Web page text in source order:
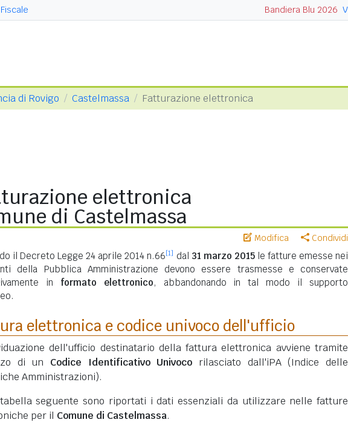
Bandiera Blu 2026
di Rovigo Castelmassa Fatturazione elettronica
elettronica
di Castelmassa
Modifica Condividi
il Decreto Legge 24 aprile 2014 n.66[1] dal 31 marzo 2015le fatture emesse nei
della Pubblica Amministrazione devono essere trasmesse e conservate
in formato elettronico, abbandonando in tal modo il supporto
elettronica e codice univoco dell'ufficio
dell'ufficio destinatario della fattura elettronica avviene tramite
di un Codice Identificativo Univoco rilasciato dall'iPA (Indice delle
Amministrazioni).
seguente sono riportati i dati essenziali da utilizzare nelle fatture
per il Comune di Castelmassa.